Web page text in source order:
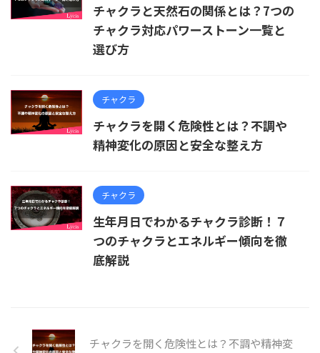
チャクラと天然石の関係とは？7つの
チャクラ対応パワーストーン一覧と
選び方
チャクラ
チャクラを開く危険性とは？不調や
精神変化の原因と安全な整え方
チャクラ
生年月日でわかるチャクラ診断！７
つのチャクラとエネルギー傾向を徹
底解説
チャクラを開く危険性とは？不調や精神変